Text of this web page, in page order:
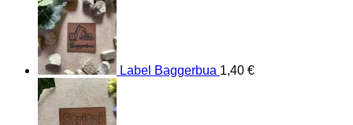
Label Baggerbua 1,40 €